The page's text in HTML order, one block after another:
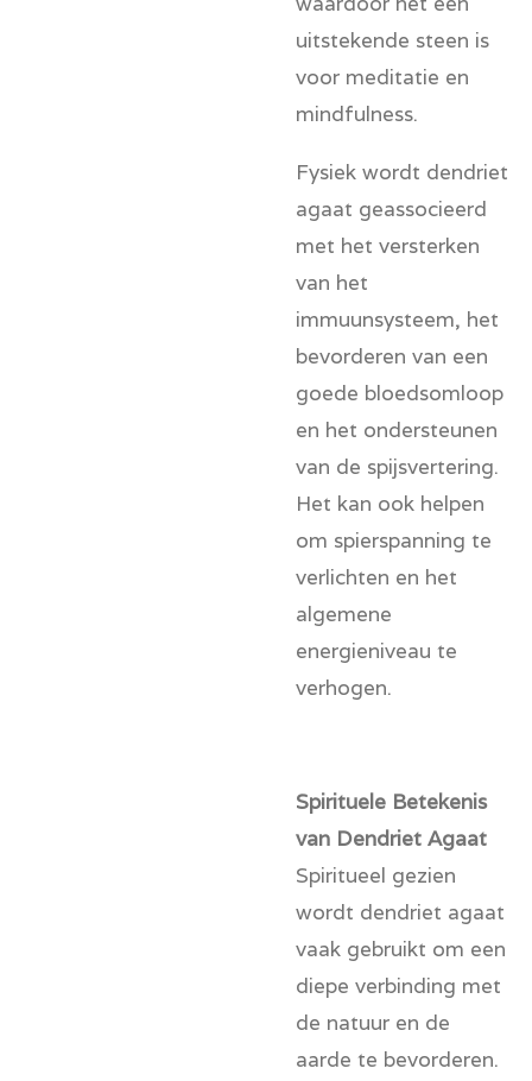
uitstekende steen is
voor meditatie en
mindfulness.
Fysiek wordt dendriet
agaat geassocieerd
met het versterken
van het
immuunsysteem, het
bevorderen van een
goede bloedsomloop
en het ondersteunen
van de spijsvertering.
Het kan ook helpen
om spierspanning te
verlichten en het
algemene
energieniveau te
verhogen.
Spirituele Betekenis
van Dendriet Agaat
Spiritueel gezien
wordt dendriet agaat
vaak gebruikt om een
diepe verbinding met
de natuur en de
aarde te bevorderen.